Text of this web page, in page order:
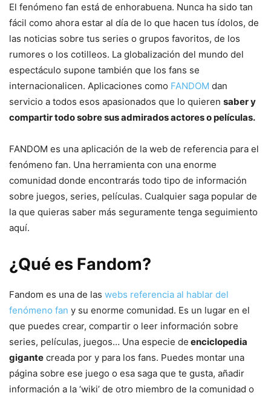
El fenómeno fan está de enhorabuena. Nunca ha sido tan
fácil como ahora estar al día de lo que hacen tus ídolos, de
las noticias sobre tus series o grupos favoritos, de los
rumores o los cotilleos. La globalización del mundo del
espectáculo supone también que los fans se
internacionalicen. Aplicaciones como FANDOM dan
servicio a todos esos apasionados que lo quieren saber y
compartir todo sobre sus admirados actores o películas.
FANDOM es una aplicación de la web de referencia para el
fenómeno fan. Una herramienta con una enorme
comunidad donde encontrarás todo tipo de información
sobre juegos, series, películas. Cualquier saga popular de
la que quieras saber más seguramente tenga seguimiento
aquí.
¿Qué es Fandom?
Fandom es una de las webs referencia al hablar del
fenómeno fan y su enorme comunidad. Es un lugar en el
que puedes crear, compartir o leer información sobre
series, películas, juegos… Una especie de enciclopedia
gigante creada por y para los fans. Puedes montar una
página sobre ese juego o esa saga que te gusta, añadir
información a la ‘wiki’ de otro miembro de la comunidad o